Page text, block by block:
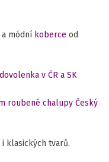
módní koberce od
v ČR a SK
roubené chalupy Český
i klasických tvarů.